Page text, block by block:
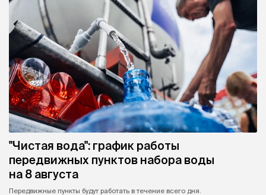
"Чистая вода": график работы
передвижных пунктов набора воды
на 8 августа
Передвижные пункты будут работать в течение всего дня.